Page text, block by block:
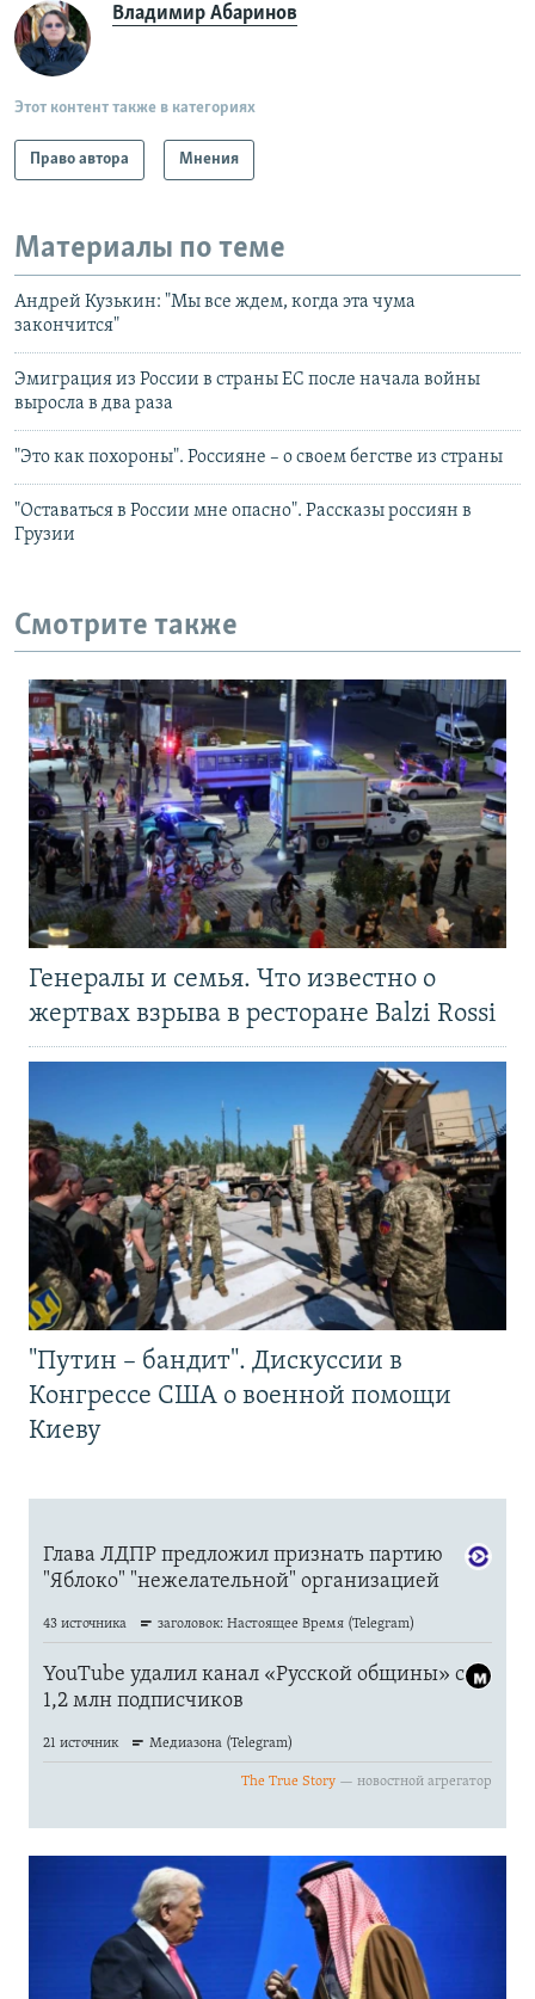
Владимир Абаринов
Этот контент также в категориях
Право автора Мнения
Материалы по теме
Андрей Кузькин: "Мы все ждем, когда эта чума
закончится"
Эмиграция из России в страны ЕС после начала войны
выросла в два раза
"Это как похороны". Россияне – о своем бегстве из страны
"Оставаться в России мне опасно". Рассказы россиян в
Грузии
Смотрите также
Генералы и семья. Что известно о
жертвах взрыва в ресторане Balzi Rossi
"Путин – бандит". Дискуссии в
Конгрессе США о военной помощи
Киеву